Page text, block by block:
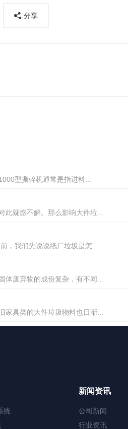
分享
型撕碎机通常是指进料...
疑惑不解。那么影响大件垃...
，我们先说说纸厂垃圾是怎...
废弃物的成份复杂，有不同...
具类的大件垃圾物料也日渐...
统
新闻资讯
公司新闻
行业资讯